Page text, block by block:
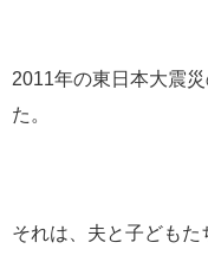
2011年の東日本大震
た。
それは、夫と子どもた